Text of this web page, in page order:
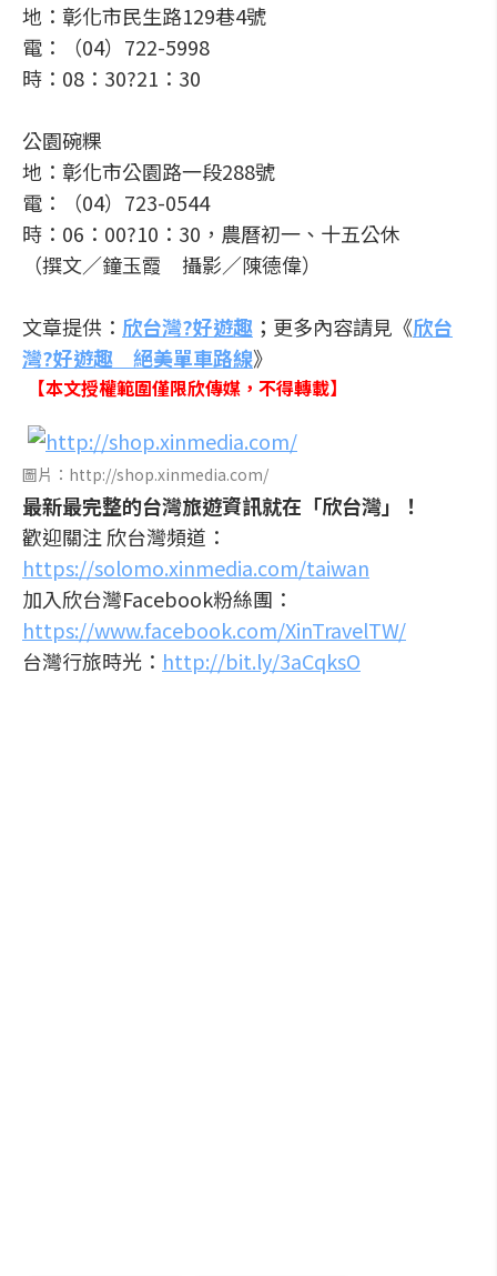
地：彰化市民生路129巷4號
電：（04）722-5998
時：08：30?21：30
公園碗粿
地：彰化市公園路一段288號
電：（04）723-0544
時：06：00?10：30，農曆初一、十五公休
（撰文／鐘玉霞 攝影／陳德偉）
文章提供： 欣台灣?好遊趣 ；更多內容請見《欣台
灣?好遊趣 絕美單車路線》
【本文授權範圍僅限欣傳媒，不得轉載】
圖片：http://shop.xinmedia.com/
最新最完整的台灣旅遊資訊就在「欣台灣」！
歡迎關注 欣台灣頻道：
https://solomo.xinmedia.com/taiwan
加入欣台灣Facebook粉絲團：
https://www.facebook.com/XinTravelTW/
台灣行旅時光： http://bit.ly/3aCqksO